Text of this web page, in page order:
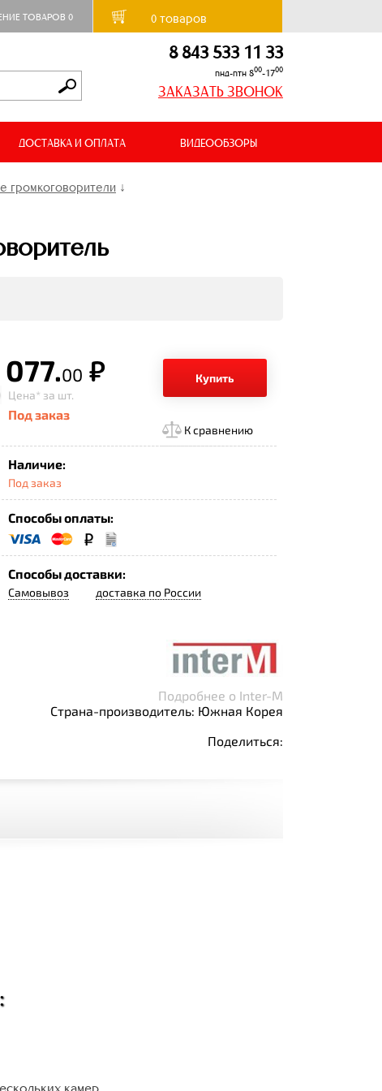
ТОВАРОВ 0 0товаров
8 843 533 11 33
пнд-птн 800-1700
ЗАКАЗАТЬ ЗВОНОК
ДОСТАВКА И ОПЛАТА ВИДЕООБЗОРЫ
громкоговорители ↓
00 р.
Купить
Цена* за шт.
Под заказ
К сравнению
Наличие:
Под заказ
Способы оплаты:
Способы доставки:
Самовывоз доставка по России
Подробнее о Inter-M
Страна-производитель: Южная Корея
Поделиться:
камер